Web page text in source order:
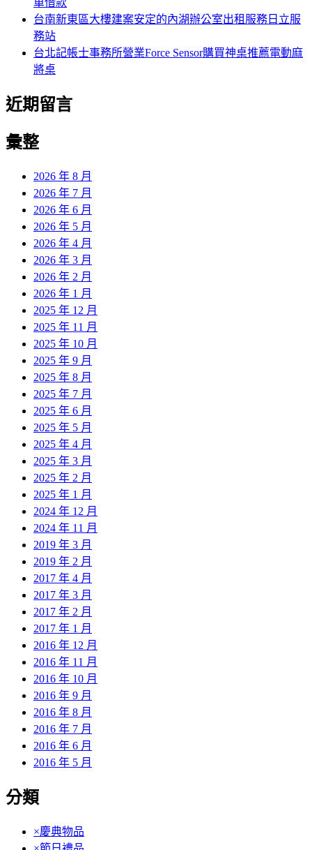
台南新東區大樓建案安定的內湖辦公室出租服務日立服
務站
台北記帳士事務所營業Force Sensor購買神桌推薦電動麻
將桌
近期留言
彙整
2026 年 8 月
2026 年 7 月
2026 年 6 月
2026 年 5 月
2026 年 4 月
2026 年 3 月
2026 年 2 月
2026 年 1 月
2025 年 12 月
2025 年 11 月
2025 年 10 月
2025 年 9 月
2025 年 8 月
2025 年 7 月
2025 年 6 月
2025 年 5 月
2025 年 4 月
2025 年 3 月
2025 年 2 月
2025 年 1 月
2024 年 12 月
2024 年 11 月
2019 年 3 月
2019 年 2 月
2017 年 4 月
2017 年 3 月
2017 年 2 月
2017 年 1 月
2016 年 12 月
2016 年 11 月
2016 年 10 月
2016 年 9 月
2016 年 8 月
2016 年 7 月
2016 年 6 月
2016 年 5 月
分類
×慶典物品